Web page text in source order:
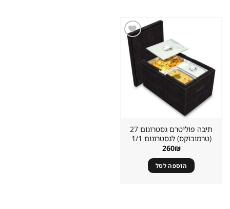
שמור
מוצר
במועדפים
תיבה פוליטרם גסטרונום 27
(טרמובוקס) לגסטרונום 1/1
260₪
הוספה לסל